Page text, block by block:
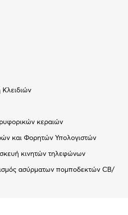
κεραιών
και Φορητών Υπολογιστών
κινητών τηλεφώνων
ασύρματων πομποδεκτών CB/